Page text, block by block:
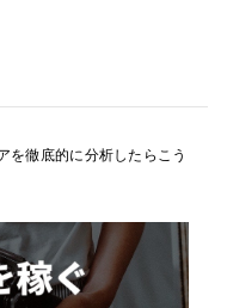
を徹底的に分析したらこう